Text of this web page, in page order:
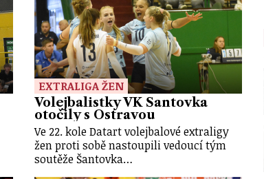
EXTRALIGA ŽEN
Volejbalistky VK Šantovka
otočily s Ostravou
Ve 22. kole Datart volejbalové extraligy
žen proti sobě nastoupili vedoucí tým
soutěže Šantovka…